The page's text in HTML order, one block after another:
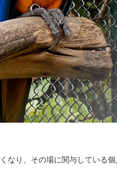
り、その場に関与している個